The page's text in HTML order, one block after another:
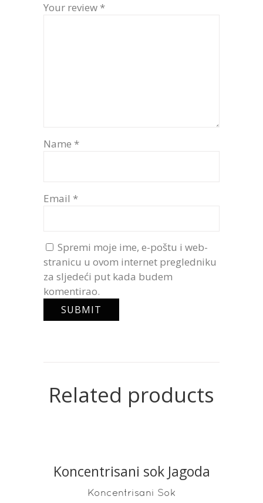
Your review *
Name *
Email *
Spremi moje ime, e-poštu i web-
stranicu u ovom internet pregledniku
za sljedeći put kada budem
komentirao.
Related products
READ MORE
Koncentrisani sok Jagoda
Koncentrisani Sok